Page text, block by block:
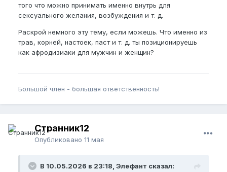
того что можно принимать именно внутрь для
сексуального желания, возбуждения и т. д.
Раскрой немного эту тему, если можешь. Что именно из
трав, корней, настоек, паст и т. д. ты позиционируешь
как афродизиаки для мужчин и женщин?
Большой член - большая ответственность!
Странник12
Опубликовано 11 мая
В 10.05.2026 в 23:18, Элефант сказал: